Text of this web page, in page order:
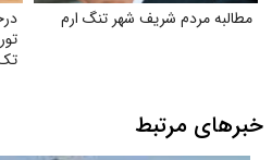
مطالبه مردم شریف شهر تنگ ارم
خبرهای مرتبط